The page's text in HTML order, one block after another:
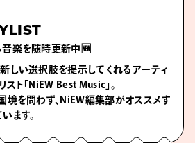
音楽を随時更新中🆕
しい選択肢を提示してくれるアーティ
ト「NiEW Best Music」。
境を問わず、NiEW編集部がオススメす
ます。